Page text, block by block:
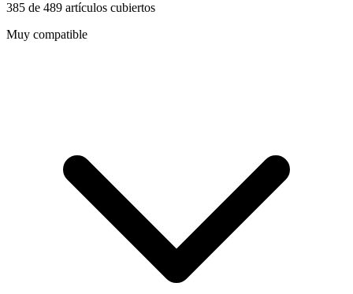
385 de 489 artículos cubiertos
Muy compatible